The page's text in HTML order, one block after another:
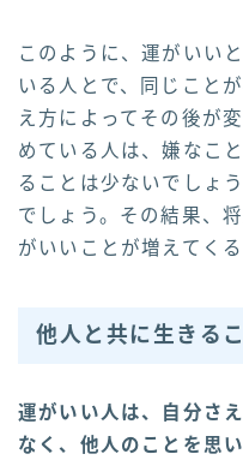
このように、運がいい
いる人とで、同じこと
え方によってその後が
めている人は、嫌なこ
ることは少ないでしょ
でしょう。その結果、
がいいことが増えてくる
他人と共に生きる
運がいい人は、自分さ
なく、他人のことを思